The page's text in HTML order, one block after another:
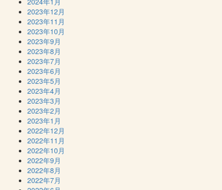
2023年12月
2023年11月
2023年10月
2023年9月
2023年8月
2023年7月
2023年6月
2023年5月
2023年4月
2023年3月
2023年2月
2023年1月
2022年12月
2022年11月
2022年10月
2022年9月
2022年8月
2022年7月